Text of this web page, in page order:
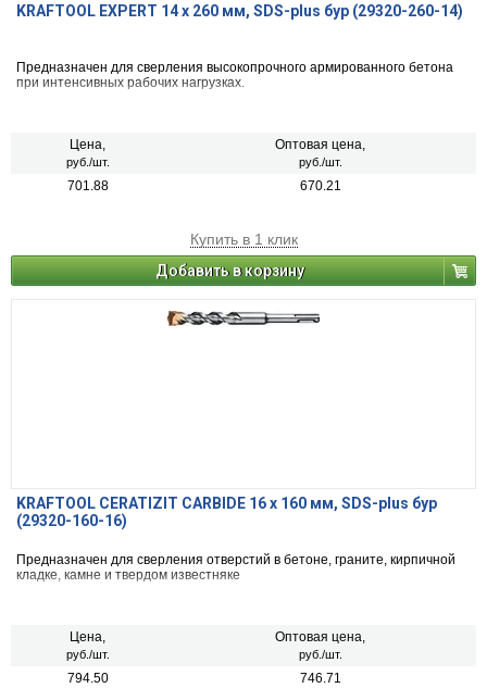
KRAFTOOL EXPERT 14 х 260 мм, SDS-plus бур (29320-260-14)
Предназначен для сверления высокопрочного армированного бетона
при интенсивных рабочих нагрузках.
Цена,
руб./шт.
Оптовая цена,
руб./шт.
701.88 670.21
Купить в 1 клик
Добавить в корзину
KRAFTOOL CERATIZIT CARBIDE 16 х 160 мм, SDS-plus бур
(29320-160-16)
Предназначен для сверления отверстий в бетоне, граните, кирпичной
кладке, камне и твердом известняке
Цена,
руб./шт.
Оптовая цена,
руб./шт.
794.50 746.71